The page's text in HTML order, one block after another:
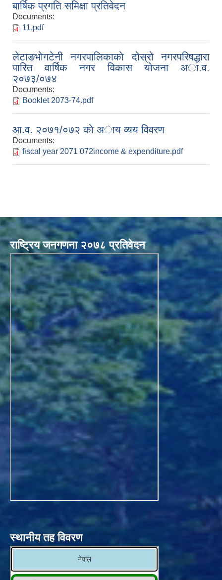
बार्षिक प्रगति समिक्षा प्रतिवेदन
Documents:
11.pdf
लेटाङभाेगटेनी नगरपालिकाकाे दोस्रो नगरपरिषद्धारा
पारित वार्षिक नगर विकास योजना अा.व.
२०७३/०७४
Documents:
Booklet 2073-74.pdf
आ.व. २०७१/०७२ काे अाय व्यय विवरण
Documents:
fiscal year 2071 072income & expenditure.pdf
राष्ट्रिय जनगणना २०७८ प्रतिवेदन
स्थानीय तह विवरण